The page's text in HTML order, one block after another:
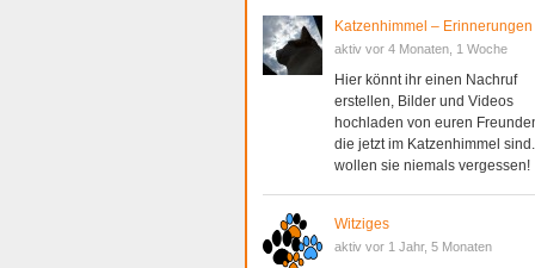
Katzenhimmel – Erinnerungen
aktiv vor 4 Monaten, 1 Woche
Hier könnt ihr einen Nachruf
erstellen, Bilder und Videos
hochladen von euren
die jetzt im Katzenhimmel
wollen sie niemals vergessen!
Witziges
aktiv vor 1 Jahr, 5 Monaten